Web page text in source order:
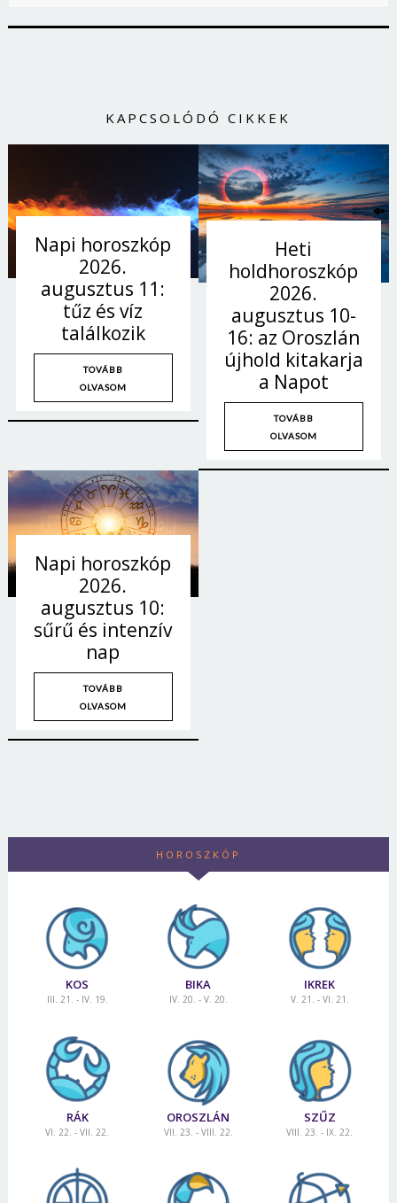
KAPCSOLÓDÓ CIKKEK
Napi horoszkóp
2026.
augusztus 11:
tűz és víz
találkozik
TOVÁBB
OLVASOM
Heti
holdhoroszkóp
2026.
augusztus 10-
16: az Oroszlán
újhold kitakarja
a Napot
TOVÁBB
OLVASOM
Napi horoszkóp
2026.
augusztus 10:
sűrű és intenzív
nap
TOVÁBB
OLVASOM
HOROSZKÓP
KOS
III. 21. - IV. 19.
BIKA
IV. 20. - V. 20.
IKREK
V. 21. - VI. 21.
RÁK
VI. 22. - VII. 22.
OROSZLÁN
VII. 23. - VIII. 22.
SZŰZ
VIII. 23. - IX. 22.